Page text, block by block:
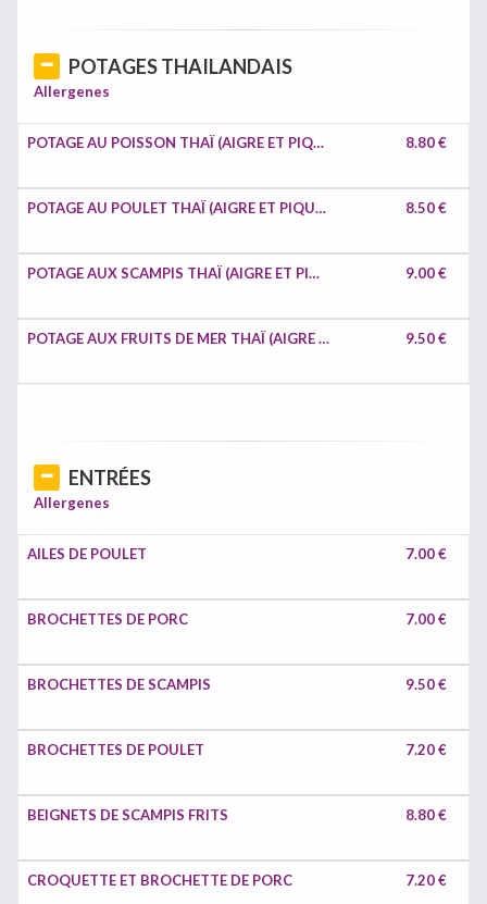
POTAGES THAILANDAIS
Allergenes
POTAGE AU POISSON THAÏ (AIGRE ET PIQUANT) 8.80 €
POTAGE AU POULET THAÏ (AIGRE ET PIQUANT) 8.50 €
POTAGE AUX SCAMPIS THAÏ (AIGRE ET PIQUANT) 9.00 €
POTAGE AUX FRUITS DE MER THAÏ (AIGRE ET PIQUANT) 9.50 €
ENTRÉES
Allergenes
AILES DE POULET 7.00 €
BROCHETTES DE PORC 7.00 €
BROCHETTES DE SCAMPIS 9.50 €
BROCHETTES DE POULET 7.20 €
BEIGNETS DE SCAMPIS FRITS 8.80 €
CROQUETTE ET BROCHETTE DE PORC 7.20 €